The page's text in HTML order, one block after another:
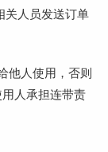
关人员发送订单
他人使用，否则
人承担连带责